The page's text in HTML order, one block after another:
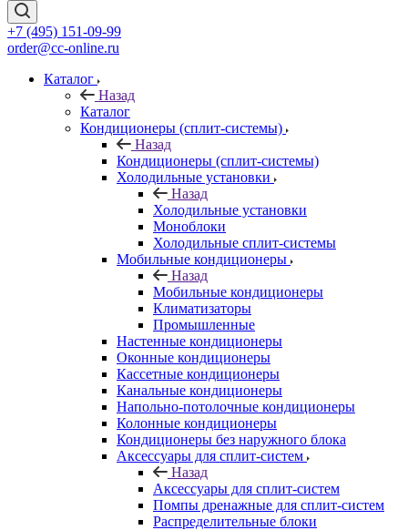
+7 (495) 151-09-99
order@cc-online.ru
Каталог
Назад
Каталог
Кондиционеры (сплит-системы)
Назад
Кондиционеры (сплит-системы)
Холодильные установки
Назад
Холодильные установки
Моноблоки
Холодильные сплит-системы
Мобильные кондиционеры
Назад
Мобильные кондиционеры
Климатизаторы
Промышленные
Настенные кондиционеры
Оконные кондиционеры
Кассетные кондиционеры
Канальные кондиционеры
Напольно-потолочные кондиционеры
Колонные кондиционеры
Кондиционеры без наружного блока
Аксессуары для сплит-систем
Назад
Аксессуары для сплит-систем
Помпы дренажные для сплит-систем
Распределительные блоки